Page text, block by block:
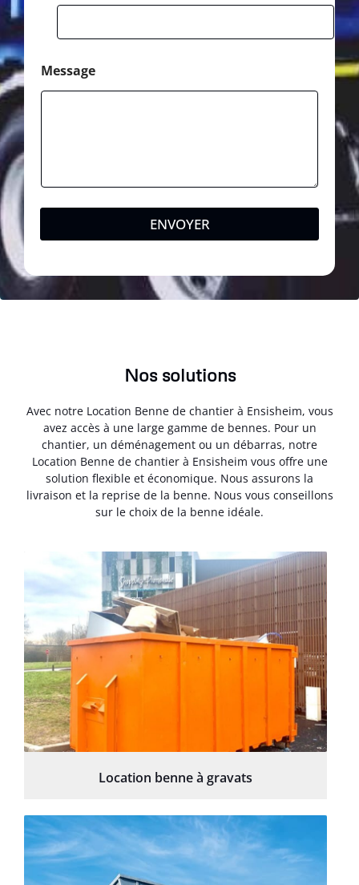
Message
ENVOYER
Nos solutions
Avec notre Location Benne de chantier à Ensisheim, vous
avez accès à une large gamme de bennes. Pour un
chantier, un déménagement ou un débarras, notre
Location Benne de chantier à Ensisheim vous offre une
solution flexible et économique. Nous assurons la
livraison et la reprise de la benne. Nous vous conseillons
sur le choix de la benne idéale.
Location benne à gravats